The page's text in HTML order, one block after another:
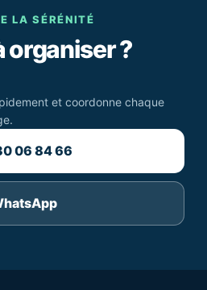
LA SÉRÉNITÉ
organiser ?
et coordonne chaque
06 84 66